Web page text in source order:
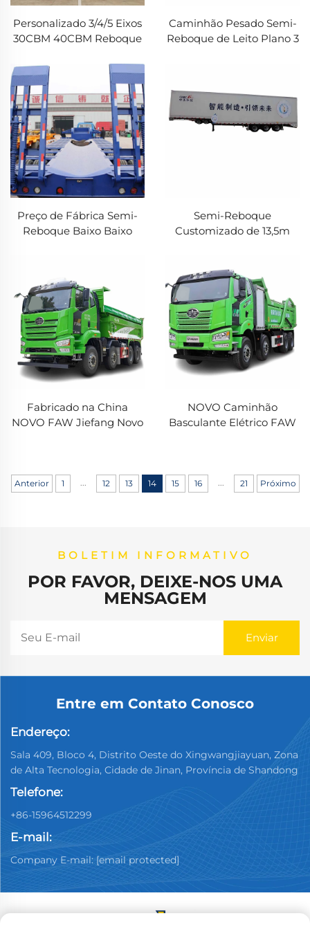
Personalizado 3/4/5 Eixos
30CBM 40CBM Reboque
Tanque de Cimento em
Aço Inoxidável Tipo V
Semi-Reboque
Caminhão Pesado Semi-
Reboque de Leito Plano 3
Plano à Venda
Preço de Fábrica Semi-
Reboque Baixo Baixo
Venda
Semi-Reboque
Customizado de 13,5m
3/4Eixos Vegetais
Alimentos Congelados
Fabricado na China
NOVO FAW Jiefang Novo
Estoque à Venda
NOVO Caminhão
Basculante Elétrico FAW
caminhão basculante
Anterior 1 ... 12 13 14 15 16 ... 21 Próximo
BOLETIM INFORMATIVO
POR FAVOR, DEIXE-NOS UMA
MENSAGEM
Entre em Contato Conosco
Endereço:
Sala 409, Bloco 4, Distrito Oeste do Xingwangjiayuan, Zona
de Alta Tecnologia, Cidade de Jinan, Província de Shandong
Telefone:
+86-15964512299
E-mail:
Company E-mail: [email protected]